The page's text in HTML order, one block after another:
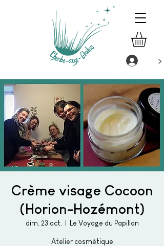
>
Crème visage Cocoon
(Horion-Hozémont)
dim. 23 oct.
  |
Le Voyage du Papillon
Atelier cosmétique